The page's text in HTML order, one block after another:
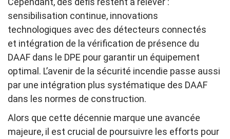
sensibilisation continue, innovations
technologiques avec des détecteurs connectés
et intégration de la vérification de présence du
DAAF dans le DPE pour garantir un équipement
optimal. L’avenir de la sécurité incendie passe aussi
par une intégration plus systématique des DAAF
dans les normes de construction.
Alors que cette décennie marque une avancée
majeure, il est crucial de poursuivre les efforts pour